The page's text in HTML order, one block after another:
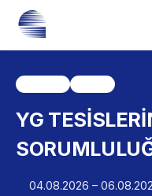
YG
04.08.2026 –